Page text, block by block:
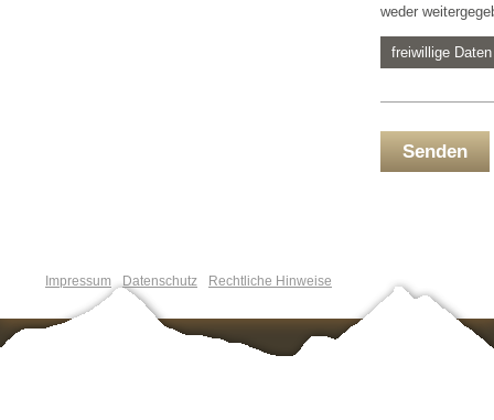
weder
freiwillige
Telefon
Senden
Impressum Datenschutz Rechtliche Hinweise